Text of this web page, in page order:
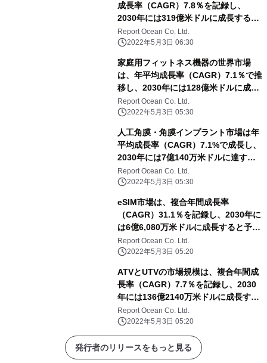
成長率（CAGR）7.8％を記録し、
2030年には319億米ドルに成長すると
予測される
Report Ocean Co. Ltd.
2022年5月3日 06:30
家庭用フィットネス機器の世界市場
は、年平均成長率（CAGR）7.1％で推
移し、2030年には128億米ドルに成長
すると予測
Report Ocean Co. Ltd.
2022年5月3日 05:30
人工角膜・角膜インプラント市場は年
平均成長率（CAGR）7.1%で成長し、
2030年には7億140万米ドルに達する
と予測される
Report Ocean Co. Ltd.
2022年5月3日 05:30
eSIM市場は、複合年間成長率
（CAGR）31.1％を記録し、2030年に
は6億6,080万米ドルに成長すると予測
される
Report Ocean Co. Ltd.
2022年5月3日 05:20
ATVとUTVの市場規模は、複合年間成
長率（CAGR）7.7％を記録し、2030
年には136億2140万米ドルに成長する
と予測される
Report Ocean Co. Ltd.
2022年5月3日 05:20
発行者のリリースをもっと見る